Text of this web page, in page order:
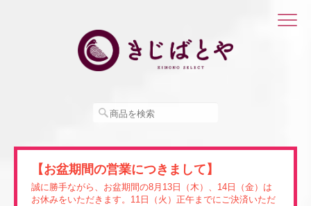
【お盆期間の営業につきまして】
誠に勝手ながら、お盆期間の8月13日（木）、14日（金）は
お休みをいただきます。11日（火）正午までにご決済いただ